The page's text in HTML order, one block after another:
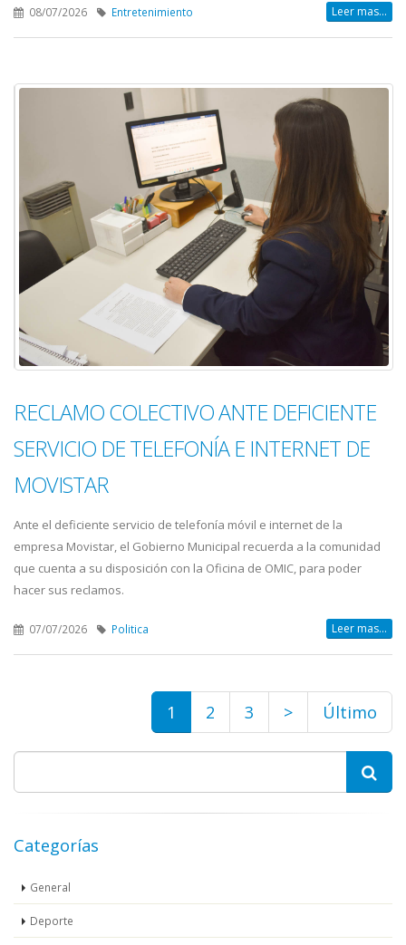
08/07/2026 Entretenimiento Leer mas...
RECLAMO COLECTIVO ANTE DEFICIENTE
SERVICIO DE TELEFONÍA E INTERNET DE
MOVISTAR
Ante el deficiente servicio de telefonía móvil e internet de la
empresa Movistar, el Gobierno Municipal recuerda a la comunidad
que cuenta a su disposición con la Oficina de OMIC, para poder
hacer sus reclamos.
07/07/2026 Politica Leer mas...
1 2 3 > Último
Categorías
General
Deporte